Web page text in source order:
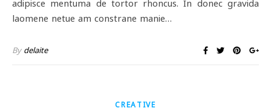
adipisce mentuma de tortor rhoncus. In donec gravida
laomene netue am constrane manie…
By delaite
CREATIVE